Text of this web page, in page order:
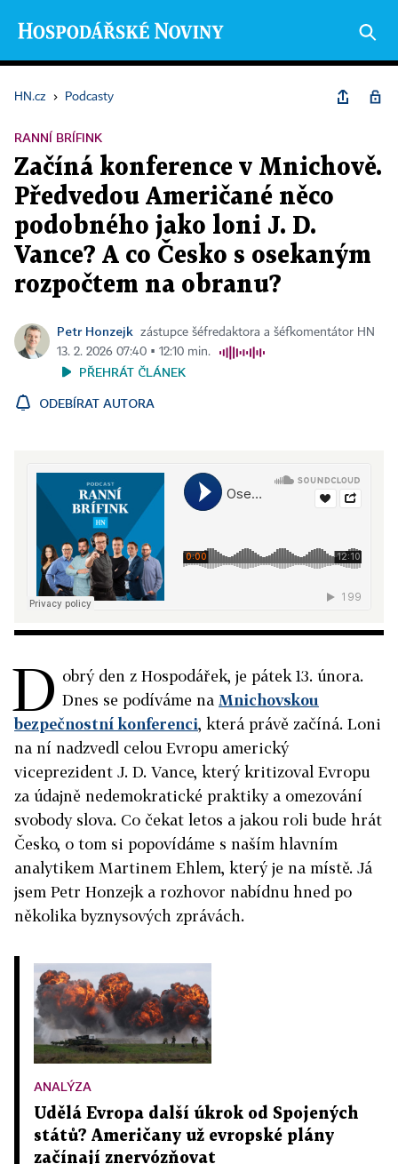
HN.cz › Podcasty
RANNÍ BRÍFINK
Začíná konference v Mnichově.
Předvedou Američané něco
podobného jako loni J. D.
Vance? A co Česko s osekaným
rozpočtem na obranu?
Petr Honzejk
zástupce šéfredaktora a šéfkomentátor HN
13. 2. 2026 07:40 ▪ 12:10 min.
PŘEHRÁT ČLÁNEK
ODEBÍRAT AUTORA
D obrý den z Hospodářek, je pátek 13. února.
Dnes se podíváme na Mnichovskou
bezpečnostní konferenci, která právě začíná. Loni
na ní nadzvedl celou Evropu americký
viceprezident J. D. Vance, který kritizoval Evropu
za údajně nedemokratické praktiky a omezování
svobody slova. Co čekat letos a jakou roli bude hrát
Česko, o tom si popovídáme s naším hlavním
analytikem Martinem Ehlem, který je na místě. Já
jsem Petr Honzejk a rozhovor nabídnu hned po
několika byznysových zprávách.
ANALÝZA
Udělá Evropa další úkrok od Spojených
států? Američany už evropské plány
začínají znervózňovat